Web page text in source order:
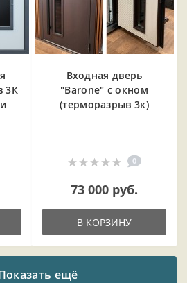
3К
Входная дверь
"Barone" с окном
(терморазрыв 3к)
0
73 000 руб.
В КОРЗИНУ
ещё